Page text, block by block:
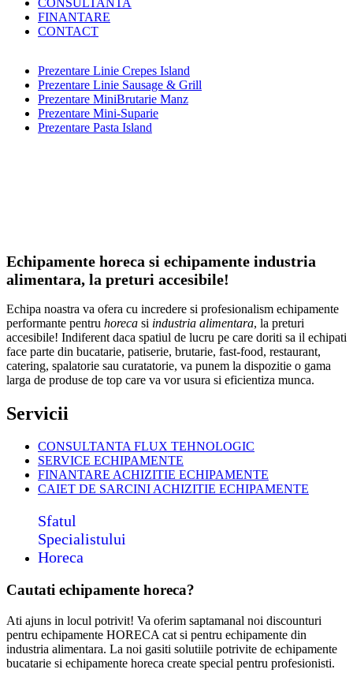
CONSULTANTA
FINANTARE
CONTACT
Prezentare Linie Crepes Island
Prezentare Linie Sausage & Grill
Prezentare MiniBrutarie Manz
Prezentare Mini-Suparie
Prezentare Pasta Island
Echipamente horeca si echipamente industria
alimentara, la preturi accesibile!
Echipa noastra va ofera cu incredere si profesionalism echipamente
performante pentru horeca si industria alimentara, la preturi
accesibile! Indiferent daca spatiul de lucru pe care doriti sa il echipati
face parte din bucatarie, patiserie, brutarie, fast-food, restaurant,
catering, spalatorie sau curatatorie, va punem la dispozitie o gama
larga de produse de top care va vor usura si eficientiza munca.
Servicii
CONSULTANTA FLUX TEHNOLOGIC
SERVICE ECHIPAMENTE
FINANTARE ACHIZITIE ECHIPAMENTE
CAIET DE SARCINI ACHIZITIE ECHIPAMENTE
Sfatul
Specialistului
Horeca
Cautati echipamente horeca?
Ati ajuns in locul potrivit! Va oferim saptamanal noi discounturi
pentru echipamente HORECA cat si pentru echipamente din
industria alimentara. La noi gasiti solutiile potrivite de echipamente
bucatarie si echipamente horeca create special pentru profesionisti.